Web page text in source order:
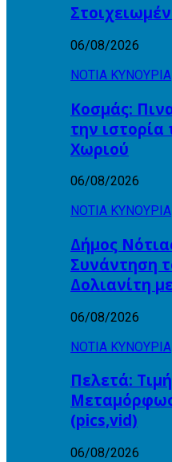
06/08/2026
ΝΟΤΙΑ ΚΥΝΟΥΡΙΑ
Κοσμάς:
την
Χωριού
06/08/2026
ΝΟΤΙΑ ΚΥΝΟΥΡΙΑ
Δήμος
Συνάντηση
Δολιανίτη
06/08/2026
ΝΟΤΙΑ ΚΥΝΟΥΡΙΑ
Πελετά:
(pics,vid)
06/08/2026